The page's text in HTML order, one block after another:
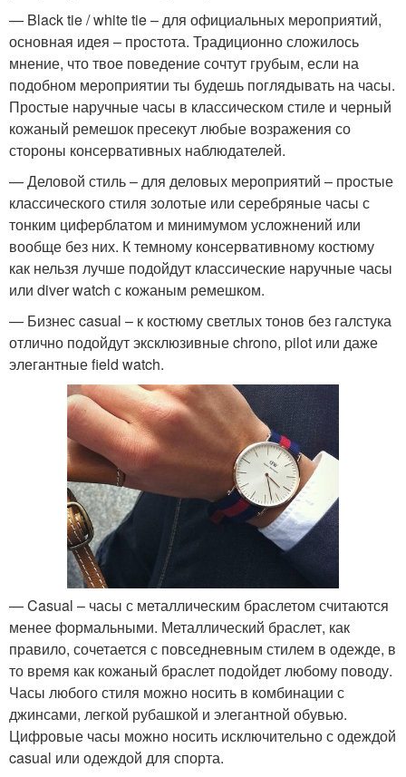
— Black tie / white tie – для официальных мероприятий,
основная идея – простота. Традиционно сложилось
мнение, что твое поведение сочтут грубым, если на
подобном мероприятии ты будешь поглядывать на часы.
Простые наручные часы в классическом стиле и черный
кожаный ремешок пресекут любые возражения со
стороны консервативных наблюдателей.
— Деловой стиль – для деловых мероприятий – простые
классического стиля золотые или серебряные часы с
тонким циферблатом и минимумом усложнений или
вообще без них. К темному консервативному костюму
как нельзя лучше подойдут классические наручные часы
или diver watch с кожаным ремешком.
— Бизнес casual – к костюму светлых тонов без галстука
отлично подойдут эксклюзивные chrono, pilot или даже
элегантные field watch.
— Casual – часы с металлическим браслетом считаются
менее формальными. Металлический браслет, как
правило, сочетается с повседневным стилем в одежде, в
то время как кожаный браслет подойдет любому поводу.
Часы любого стиля можно носить в комбинации с
джинсами, легкой рубашкой и элегантной обувью.
Цифровые часы можно носить исключительно с одеждой
casual или одеждой для спорта.